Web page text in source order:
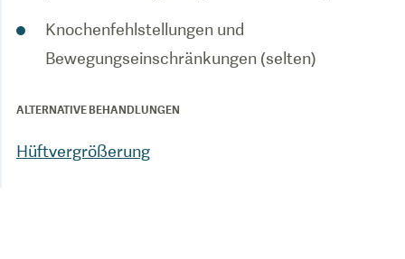
Knochenfehlstellungen und
Bewegungseinschränkungen (selten)
ALTERNATIVE BEHANDLUNGEN
Hüftvergrößerung